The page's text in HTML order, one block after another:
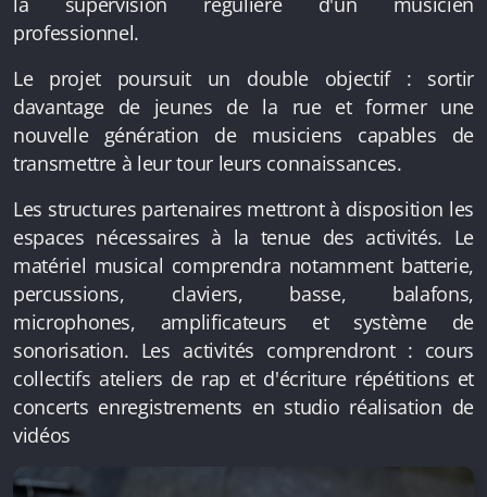
professionnel.
Le projet poursuit un double objectif : sortir
davantage de jeunes de la rue et former une
nouvelle génération de musiciens capables de
transmettre à leur tour leurs connaissances.
Les structures partenaires mettront à disposition les
espaces nécessaires à la tenue des activités. Le
matériel musical comprendra notamment batterie,
percussions, claviers, basse, balafons,
microphones, amplificateurs et système de
sonorisation. Les activités comprendront : cours
collectifs ateliers de rap et d'écriture répétitions et
concerts enregistrements en studio réalisation de
vidéos